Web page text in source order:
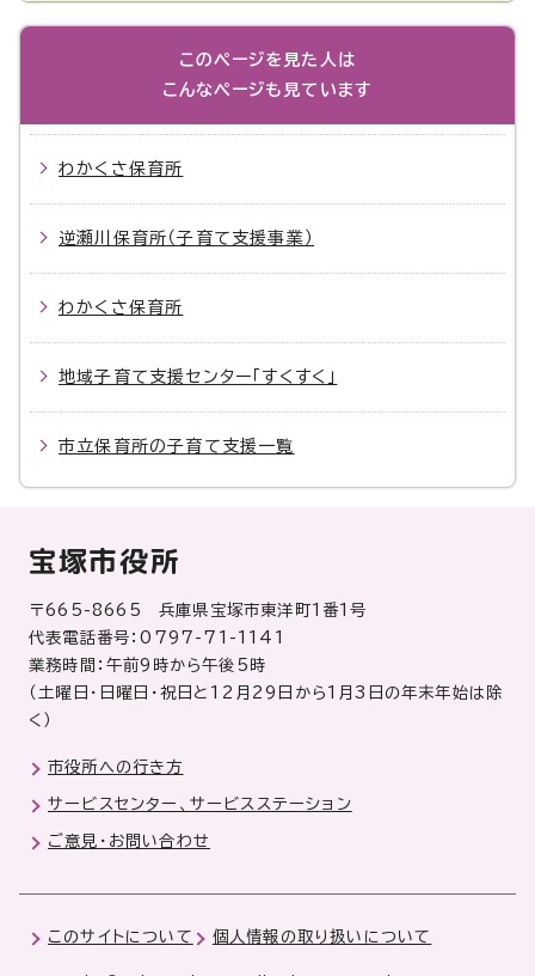
このページを見た人は
こんなページも見ています
わかくさ保育所
逆瀬川保育所（子育て支援事業）
わかくさ保育所
地域子育て支援センター「すくすく」
市立保育所の子育て支援一覧
宝塚市役所
〒665-8665 兵庫県宝塚市東洋町1番1号
代表電話番号：0797-71-1141
業務時間：午前9時から午後5時
（土曜日・日曜日・祝日と12月29日から1月3日の年末年始は除
く）
市役所への行き方
サービスセンター、サービスステーション
ご意見・お問い合わせ
このサイトについて 個人情報の取り扱いについて